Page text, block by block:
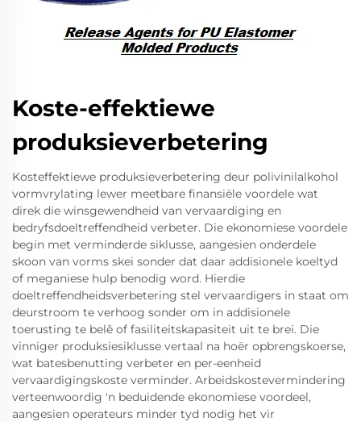
Koste-effektiewe
produksieverbetering
Kosteffektiewe produksieverbetering deur polivinilalkohol
vormvrylating lewer meetbare finansiële voordele wat
direk die winsgewendheid van vervaardiging en
bedryfsdoeltreffendheid verbeter. Die ekonomiese voordele
begin met verminderde siklusse, aangesien onderdele
skoon van vorms skei sonder dat daar addisionele koeltyd
of meganiese hulp benodig word. Hierdie
doeltreffendheidsverbetering stel vervaardigers in staat om
deurstroom te verhoog sonder om in addisionele
toerusting te belê of fasiliteitskapasiteit uit te brei. Die
vinniger produksiesiklusse vertaal na hoër opbrengskoerse,
wat batesbenutting verbeter en per-eenheid
vervaardigingskoste verminder. Arbeidskostevermindering
verteenwoordig 'n beduidende ekonomiese voordeel,
aangesien operateurs minder tyd nodig het vir